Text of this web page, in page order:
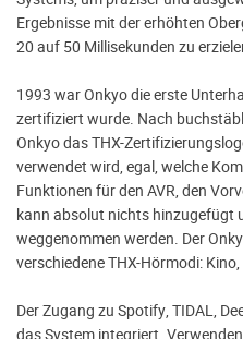
Ergebnisse mit der erhöhten
20 auf 50 Millisekunden zu
1993 war Onkyo die erste
zertifiziert wurde. Nach
Onkyo das THX-
verwendet wird, egal, welche
Funktionen für den AVR, den
kann absolut nichts hinzugefügt
weggenommen werden. Der
verschiedene THX-Hörmodi:
Der Zugang zu Spotify, TIDAL,
das System integriert.